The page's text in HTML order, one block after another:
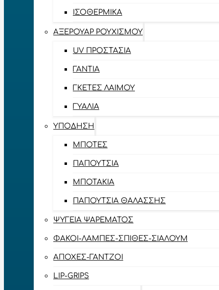
ΙΣΟΘΕΡΜΙΚΆ
ΑΞΕΡΟΥΆΡ ΡΟΥΧΙΣΜΟΎ
UV ΠΡΟΣΤΑΣΊΑ
ΓΆΝΤΙΑ
ΓΚΈΤΕΣ ΛΑΊΜΟΥ
ΓΥΑΛΙΆ
ΥΠΌΔΗΣΗ
ΜΠΌΤΕΣ
ΠΑΠΟΎΤΣΙΑ
ΜΠΟΤΆΚΙΑ
ΠΑΠΟΎΤΣΙΑ ΘΑΛΆΣΣΗΣ
ΨΥΓΕΊΑ ΨΑΡΈΜΑΤΟΣ
ΦΑΚΟΊ-ΛΆΜΠΕΣ-ΣΠΊΘΕΣ-ΣΊΑΛΟΥΜ
ΑΠΌΧΕΣ-ΓΆΝΤΖΟΙ
LIP-GRIPS